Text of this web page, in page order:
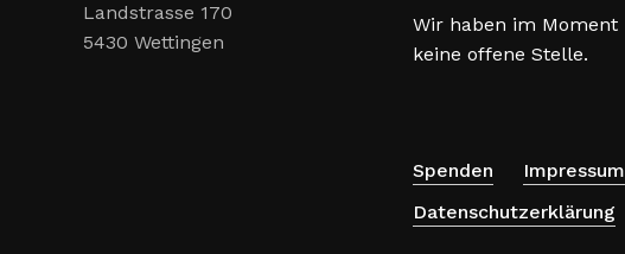
Landstrasse 170
5430 Wettingen
Wir haben im Moment
keine offene Stelle.
Spenden
Impressum
Datenschutzerklärung